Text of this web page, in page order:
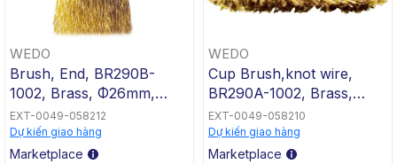
WEDO
Brush, End, BR290B-
1002, Brass, Φ26mm,
WEDO, Non-Sparking
EXT-0049-058212
Dự kiến giao hàng
Marketplace
WEDO
Cup Brush,knot wire,
BR290A-1002, Brass,
Φ100x30mm, WEDO,
Non-Sparking
EXT-0049-058210
Dự kiến giao hàng
Marketplace